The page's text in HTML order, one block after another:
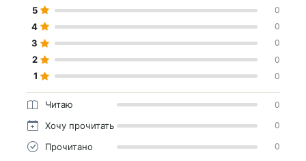
5 0
4 0
3 0
2 0
1 0
Читаю 0
Хочу прочитать 0
Прочитано 0